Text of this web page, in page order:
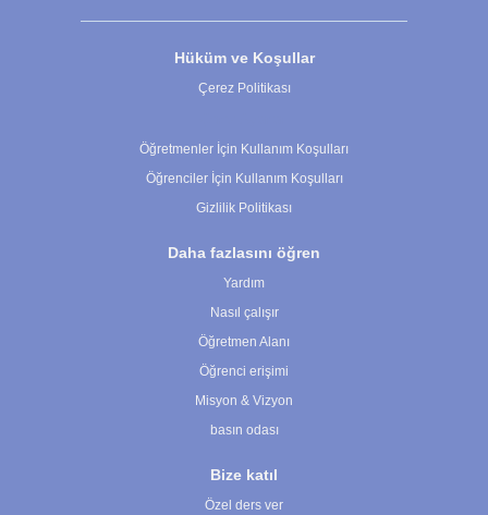
Hüküm ve Koşullar
Çerez Politikası
Öğretmenler İçin Kullanım Koşulları
Öğrenciler İçin Kullanım Koşulları
Gizlilik Politikası
Daha fazlasını öğren
Yardım
Nasıl çalışır
Öğretmen Alanı
Öğrenci erişimi
Misyon & Vizyon
basın odası
Bize katıl
Özel ders ver